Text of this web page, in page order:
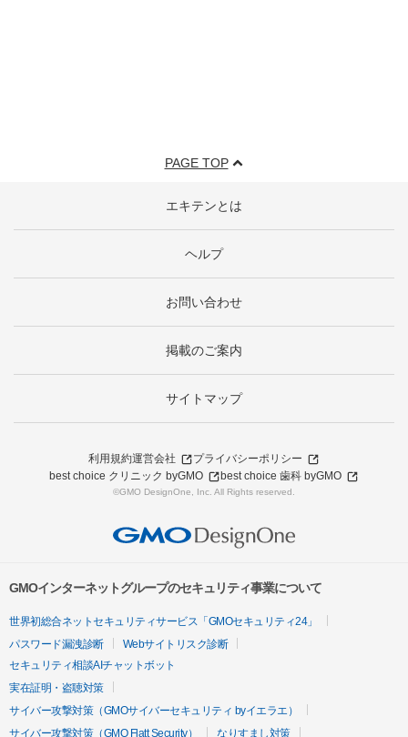
PAGE TOP
エキテンとは
ヘルプ
お問い合わせ
掲載のご案内
サイトマップ
利用規約運営会社
プライバシーポリシー
best choice クリニック byGMO
best choice 歯科 byGMO
©GMO DesignOne, Inc. All Rights reserved.
GMOインターネットグループのセキュリティ事業について
世界初総合ネットセキュリティサービス「GMOセキュリティ24」
パスワード漏洩診断
Webサイトリスク診断
セキュリティ相談AIチャットボット
実在証明・盗聴対策
サイバー攻撃対策（GMOサイバーセキュリティ byイエラエ）
サイバー攻撃対策（GMO Flatt Security）
なりすまし対策